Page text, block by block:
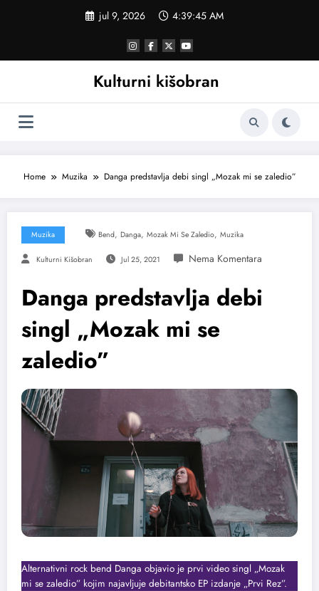
jul 9, 2026 4:39:46 AM
Kulturni kišobran
Home Muzika Danga predstavlja debi singl „Mozak mi se zaledio”
Muzika Bend, Danga, Mozak Mi Se Zaledio, Muzika
Kulturni Kišobran Jul 25, 2021
Danga predstavlja debi
singl „Mozak mi se
zaledio”
Alternativni rock bend Danga objavio je prvi video singl „Mozak
mi se zaledio” kojim najavljuje debitantsko EP izdanje „Prvi Rez”.